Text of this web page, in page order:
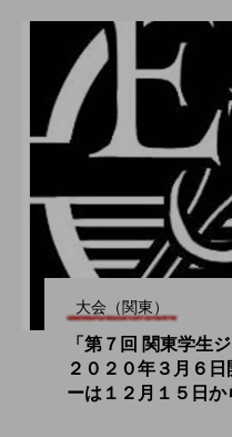
大会（関東）
「第７回 関東学生
２０２０年３月６
ーは１２月１５日か